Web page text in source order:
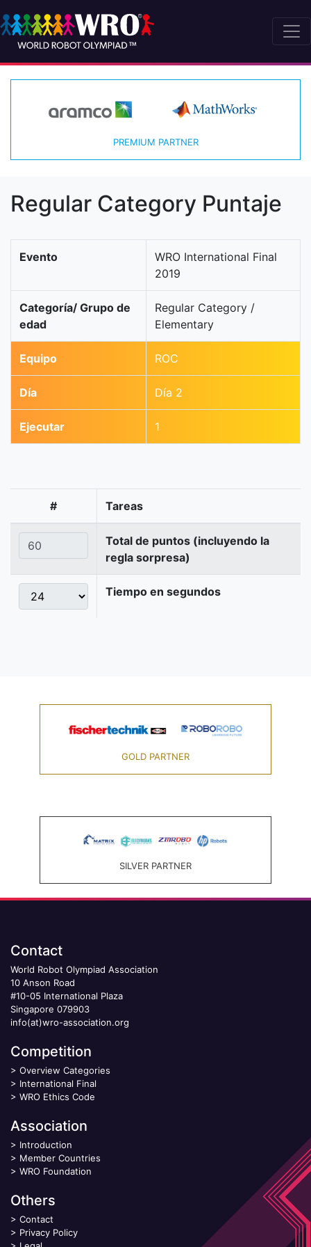
PREMIUM PARTNER
Regular Category Puntaje
Evento
WRO International Final
2019
Categoría/ Grupo de
edad
Regular Category /
Elementary
Equipo ROC
Día Día 2
Ejecutar 1
# Tareas
Total de puntos (incluyendo la
regla sorpresa)
Tiempo en segundos
GOLD PARTNER
SILVER PARTNER
Contact
World Robot Olympiad Association
10 Anson Road
#10-05 International Plaza
Singapore 079903
info(at)wro-association.org
Competition
> Overview Categories
> International Final
> WRO Ethics Code
Association
> Introduction
> Member Countries
> WRO Foundation
Others
> Contact
> Privacy Policy